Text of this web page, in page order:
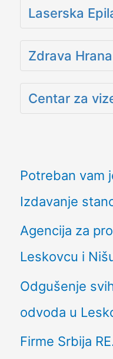
Laserska
Zdrava
Centar za
Potreban vam
Izdavanje
Agencija za
Leskovcu i
Odgušenje
odvoda u
Firme Srbija